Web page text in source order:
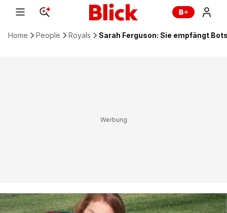
Home People Royals Sarah Ferguson: Sie empfängt